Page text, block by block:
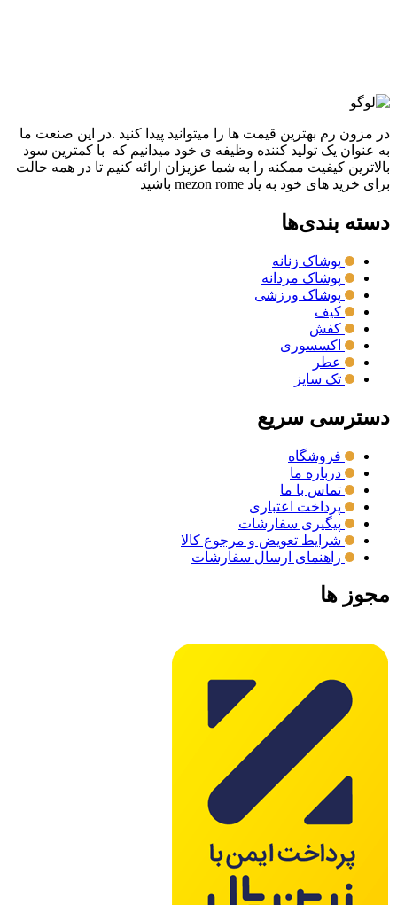
در مزون رم بهترین قیمت ها را میتوانید پیدا کنید .در این صنعت ما
به عنوان یک تولید کننده وظیفه ی خود میدانیم که با کمترین سود
بالاترین کیفیت ممکنه را به شما عزیزان ارائه کنیم تا در همه حالت
برای خرید های خود به یاد mezon rome باشید
دسته بندی‌ها
پوشاک زنانه
پوشاک مردانه
پوشاک ورزشی
کیف
کفش
اکسسوری
عطر
تک سایز
دسترسی سریع
فروشگاه
درباره ما
تماس با ما
پرداخت اعتباری
پیگیری سفارشات
شرایط تعویض و مرجوع کالا
راهنمای ارسال سفارشات
مجوز ها